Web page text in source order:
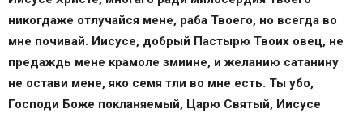
никогдаже отлучайся мене, раба Твоего, но всегда во
мне почивай. Иисусе, добрый Пастырю Твоих овец, не
предаждь мене крамоле змиине, и желанию сатанину
не остави мене, яко семя тли во мне есть. Ты убо,
Господи Боже покланяемый, Царю Святый, Иисусе